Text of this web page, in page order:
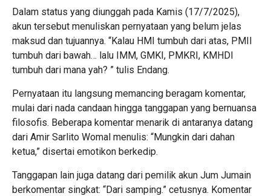
Dalam status yang diunggah pada Kamis (17/7/2025),
akun tersebut menuliskan pernyataan yang belum jelas
maksud dan tujuannya. “Kalau HMI tumbuh dari atas, PMII
tumbuh dari bawah… lalu IMM, GMKI, PMKRI, KMHDI
tumbuh dari mana yah? ” tulis Endang.
Pernyataan itu langsung memancing beragam komentar,
mulai dari nada candaan hingga tanggapan yang bernuansa
filosofis. Beberapa komentar menarik di antaranya datang
dari Amir Sarlito Womal menulis: “Mungkin dari dahan
ketua,” disertai emotikon berkedip.
Tanggapan lain juga datang dari pemilik akun Jum Jumain
berkomentar singkat: “Dari samping.” cetusnya. Komentar